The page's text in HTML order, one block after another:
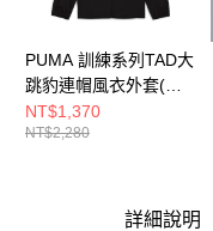
PUMA 訓練系列TAD大
跳豹連帽風衣外套(M)
男 風衣外套 52673501
NT$1,370
NT$2,280
詳細說明